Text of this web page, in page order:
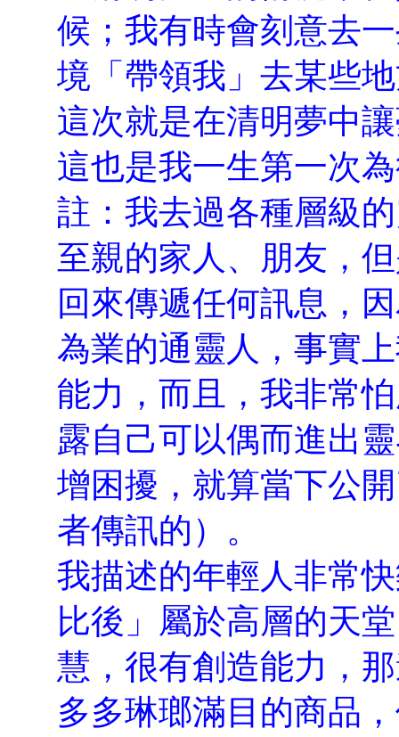
候；我有時會刻意去
境「帶領我」去某些
這次就是在清明夢中
這也是我一生第一次
註：我去過各種層級
至親的家人、朋友，
回來傳遞任何訊息，
為業的通靈人，事實
能力，而且，我非常
露自己可以偶而進出
增困擾，就算當下公
者傳訊的）。
我描述的年輕人非常
比後」屬於高層的天
慧，很有創造能力，
多多琳瑯滿目的商品